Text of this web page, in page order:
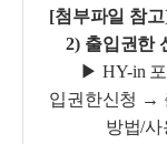
[첨부파일 참
2) 출입권한
▶ HY-in 포
입권한신청 →
방법/사용